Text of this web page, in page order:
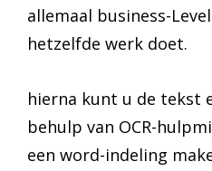
allemaal business-
hetzelfde werk doet.
hierna kunt u de tekst
behulp van OCR-
een word-indeling